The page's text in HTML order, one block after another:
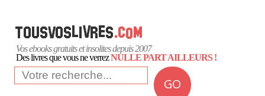
Vos ebooks gratuits et insolites depuis 2007
Des livres que vous ne verrezNULLE PART AILLEURS !
GO